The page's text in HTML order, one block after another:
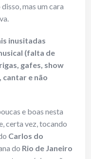
mas um cara
inusitadas
(falta de
gafes, show
cantar e não
e boas nesta
certa vez, tocando
Carlos do
do Rio de Janeiro